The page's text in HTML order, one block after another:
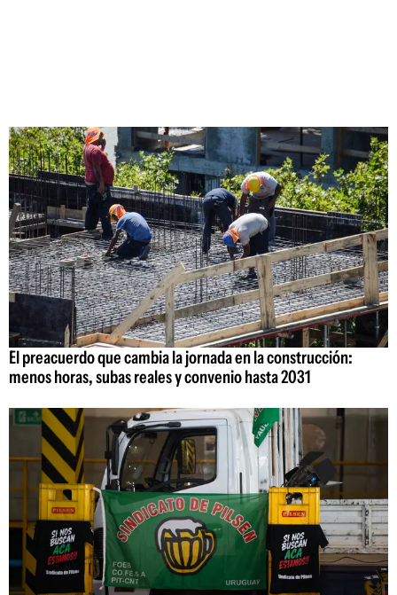
El preacuerdo que cambia la jornada en la construcción:
menos horas, subas reales y convenio hasta 2031